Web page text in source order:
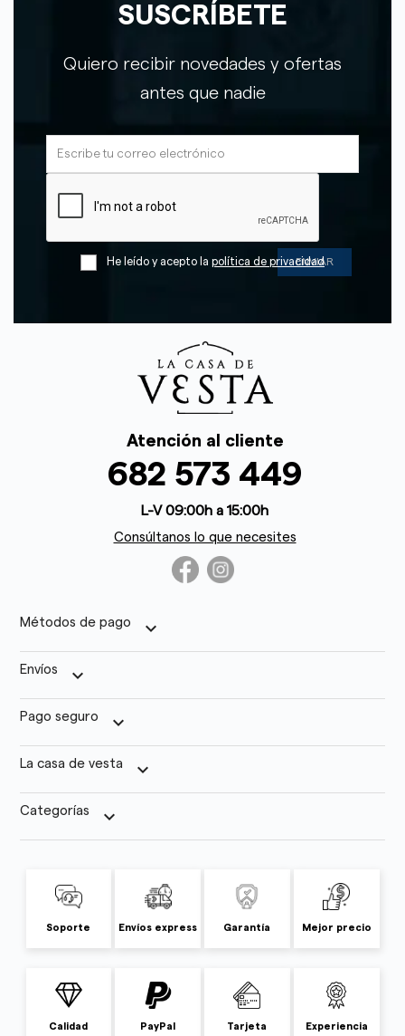
SUSCRÍBETE
Quiero recibir novedades y ofertas
antes que nadie
He leído y acepto la política de privacidad
Atención al cliente
682 573 449
L-V 09:00h a 15:00h
Consúltanos lo que necesites
Métodos de pago keyboard_arrow_down
Envíos keyboard_arrow_down
Pago seguro keyboard_arrow_down
La casa de vesta keyboard_arrow_down
Categorías keyboard_arrow_down
Soporte Envíos express Garantía Mejor precio
Calidad PayPal Tarjeta Experiencia